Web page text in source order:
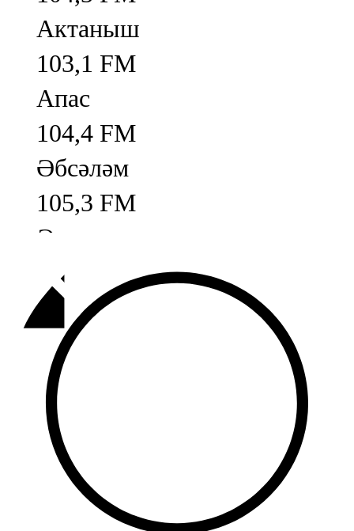
Актаныш
103,1 FM
Апас
104,4 FM
Әбсәләм
105,3 FM
Әлмәт
92,9 FM
Базарлы матак
107,1 FM
Балык бистәсе
104,9 FM
Баулы
107,5 FM
Биләр